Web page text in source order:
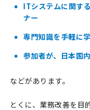
ITシステムに関す
ナー
専門知識を手軽に
参加者が、日本国
などがあります。
とくに、業務改善を目